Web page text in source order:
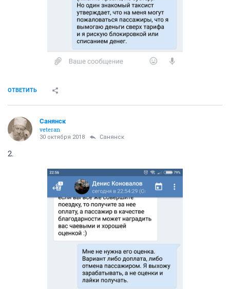
ОТВЕТИТЬ
Санянск
veteran
30 октября 2018 Санянск
2.